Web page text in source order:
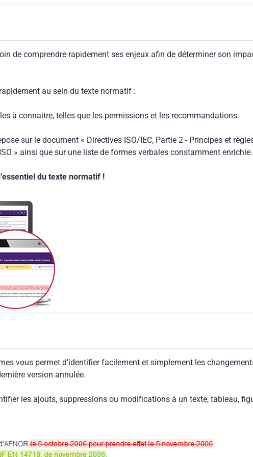
selon l'appréciation du risque.
les personnes qui essaient d'atteindre les zones dangereuses
à fournir des mesures contre l'atteinte d'une zone dangereuse en
(voir l'ISO 14120:2015, 5.18).
de comprendre rapidement ses enjeux afin de déterminer son
au sein du texte normatif :
à connaitre, telles que les permissions et les recommandations.
sur le document « Directives ISO/IEC, Partie 2 - Principes et
» ainsi que sur une liste de formes verbales constamment enrichie.
du texte normatif !
vous permet d’identifier facilement et simplement les
version annulée.
les ajouts, suppressions ou modifications à un texte, tableau,